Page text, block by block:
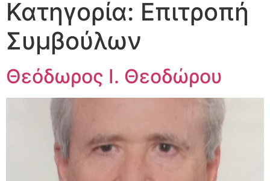
Κατηγορία: Επιτροπή
Συμβούλων
Θεόδωρος Ι. Θεοδώρου